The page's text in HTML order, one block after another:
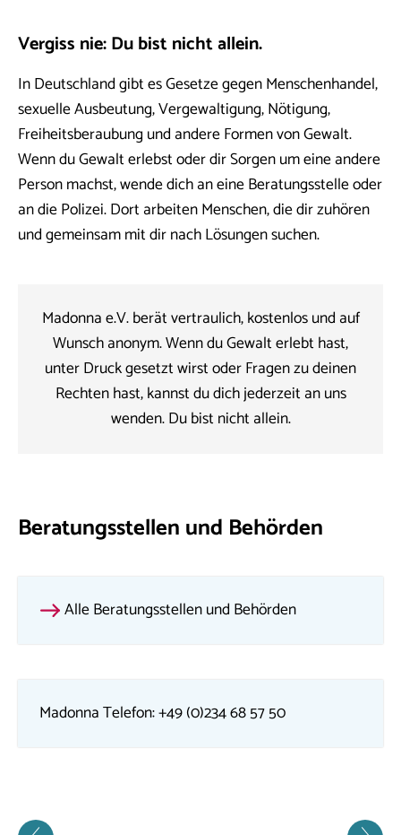
Vergiss nie: Du bist nicht allein.
In Deutschland gibt es Gesetze gegen Menschenhandel,
sexuelle Ausbeutung, Vergewaltigung, Nötigung,
Freiheitsberaubung und andere Formen von Gewalt.
Wenn du Gewalt erlebst oder dir Sorgen um eine andere
Person machst, wende dich an eine Beratungsstelle oder
an die Polizei. Dort arbeiten Menschen, die dir zuhören
und gemeinsam mit dir nach Lösungen suchen.
Madonna e.V. berät vertraulich, kostenlos und auf
Wunsch anonym. Wenn du Gewalt erlebt hast,
unter Druck gesetzt wirst oder Fragen zu deinen
Rechten hast, kannst du dich jederzeit an uns
wenden. Du bist nicht allein.
Beratungsstellen und Behörden
Alle Beratungsstellen und Behörden
Madonna Telefon: +49 (0)234 68 57 50